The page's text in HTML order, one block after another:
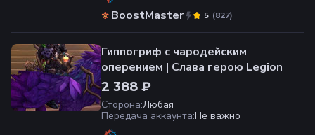
BoostMaster (827)
5
Гиппогриф с чародейским
оперением | Слава герою Legion
2 388 ₽
Сторона:Любая
Передача аккаунта:Не важно